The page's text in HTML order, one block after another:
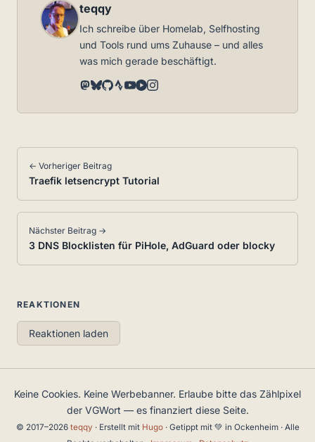
teqqy
Ich schreibe über Homelab, Selfhosting
und Tools rund ums Zuhause – und alles
was mich gerade beschäftigt.
← Vorheriger Beitrag
Traefik letsencrypt Tutorial
Nächster Beitrag →
3 DNS Blocklisten für PiHole, AdGuard oder blocky
REAKTIONEN
Reaktionen laden
Keine Cookies. Keine Werbebanner. Erlaube bitte das Zählpixel
der VGWort — es finanziert diese Seite.
© 2017–2026 teqqy · Erstellt mit Hugo· Getippt mit 💚 in Ockenheim · Alle